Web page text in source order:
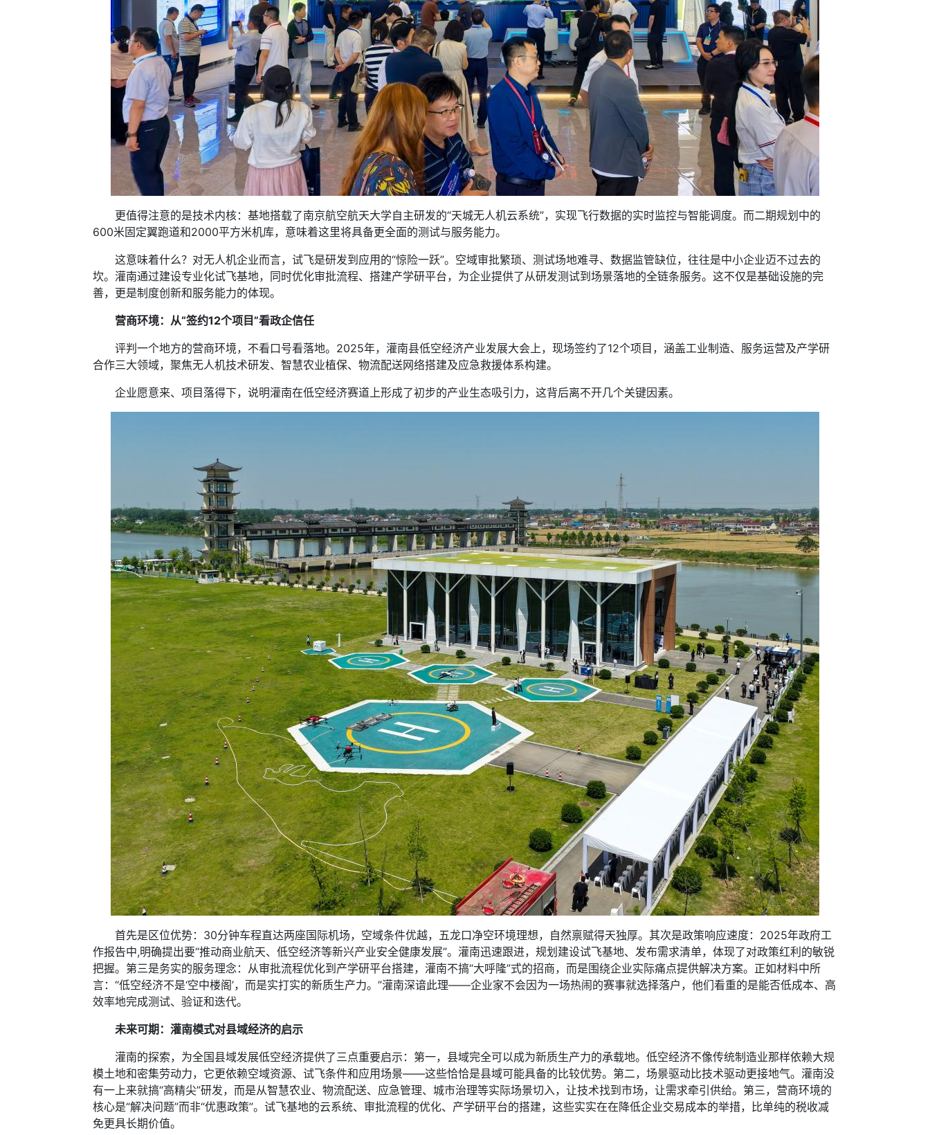
更值得注意的是技术内核：基地搭载了南京航空航天大学自主研发的“天城无人机云系统”，实现飞行数据的实时监控与智能调度。而二期规划中的
600米固定翼跑道和2000平方米机库，意味着这里将具备更全面的测试与服务能力。
这意味着什么？对无人机企业而言，试飞是研发到应用的“惊险一跃”。空域审批繁琐、测试场地难寻、数据监管缺位，往往是中小企业迈不过去的
坎。灌南通过建设专业化试飞基地，同时优化审批流程、搭建产学研平台，为企业提供了从研发测试到场景落地的全链条服务。这不仅是基础设施的完
善，更是制度创新和服务能力的体现。
营商环境：从“签约12个项目”看政企信任
评判一个地方的营商环境，不看口号看落地。2025年，灌南县低空经济产业发展大会上，现场签约了12个项目，涵盖工业制造、服务运营及产学研
合作三大领域，聚焦无人机技术研发、智慧农业植保、物流配送网络搭建及应急救援体系构建。
企业愿意来、项目落得下，说明灌南在低空经济赛道上形成了初步的产业生态吸引力，这背后离不开几个关键因素。
首先是区位优势：30分钟车程直达两座国际机场，空域条件优越，五龙口净空环境理想，自然禀赋得天独厚。其次是政策响应速度：2025年政府工
作报告中,明确提出要“推动商业航天、低空经济等新兴产业安全健康发展”。灌南迅速跟进，规划建设试飞基地、发布需求清单，体现了对政策红利的敏锐
把握。第三是务实的服务理念：从审批流程优化到产学研平台搭建，灌南不搞“大呼隆”式的招商，而是围绕企业实际痛点提供解决方案。正如材料中所
言：“低空经济不是‘空中楼阁’，而是实打实的新质生产力。”灌南深谙此理——企业家不会因为一场热闹的赛事就选择落户，他们看重的是能否低成本、高
效率地完成测试、验证和迭代。
未来可期：灌南模式对县域经济的启示
灌南的探索，为全国县域发展低空经济提供了三点重要启示：第一，县域完全可以成为新质生产力的承载地。低空经济不像传统制造业那样依赖大规
模土地和密集劳动力，它更依赖空域资源、试飞条件和应用场景——这些恰恰是县域可能具备的比较优势。第二，场景驱动比技术驱动更接地气。灌南没
有一上来就搞“高精尖”研发，而是从智慧农业、物流配送、应急管理、城市治理等实际场景切入，让技术找到市场，让需求牵引供给。第三，营商环境的
核心是“解决问题”而非“优惠政策”。试飞基地的云系统、审批流程的优化、产学研平台的搭建，这些实实在在降低企业交易成本的举措，比单纯的税收减
免更具长期价值。